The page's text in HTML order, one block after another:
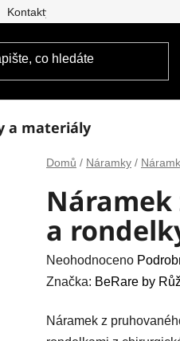
Kontakty
a materiály
Domů / Náramky /
a
Průměrné
hodnocení
je
Neohodnoceno
Značka: BeRare by
Náramek z